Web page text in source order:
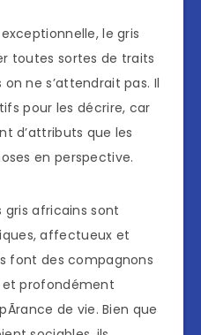
le gris
toutes sortes de traits
ne s’attendrait pas. Il
pour les décrire, car
d’attributs que les
en perspective.
gris africains sont
affectueux et
font des compagnons
et profondément
de vie. Bien que